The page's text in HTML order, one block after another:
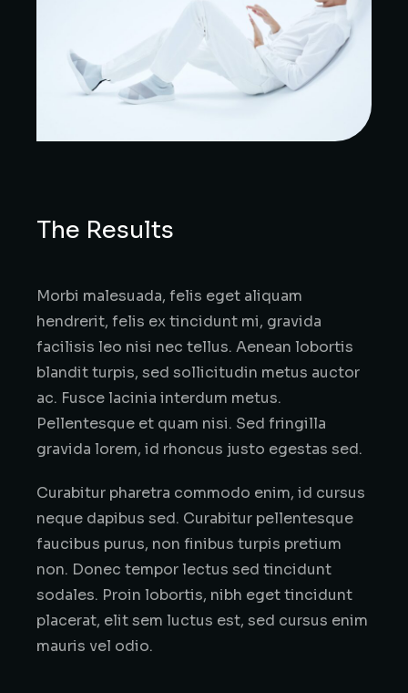
The Results
Morbi malesuada, felis eget aliquam
hendrerit, felis ex tincidunt mi, gravida
facilisis leo nisi nec tellus. Aenean lobortis
blandit turpis, sed sollicitudin metus auctor
ac. Fusce lacinia interdum metus.
Pellentesque et quam nisi. Sed fringilla
gravida lorem, id rhoncus justo egestas sed.
Curabitur pharetra commodo enim, id cursus
neque dapibus sed. Curabitur pellentesque
faucibus purus, non finibus turpis pretium
non. Donec tempor lectus sed tincidunt
sodales. Proin lobortis, nibh eget tincidunt
placerat, elit sem luctus est, sed cursus enim
mauris vel odio.